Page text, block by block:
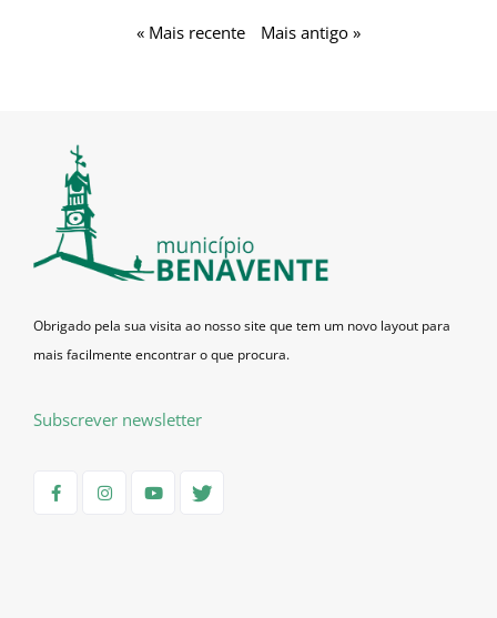
« Mais recente Mais antigo »
Obrigado pela sua visita ao nosso site que tem um novo layout para
mais facilmente encontrar o que procura.
Subscrever newsletter